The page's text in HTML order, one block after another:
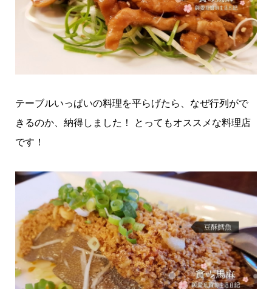
テーブルいっぱいの料理を平らげたら、なぜ行列がで
きるのか、納得しました！ とってもオススメな料理店
です！